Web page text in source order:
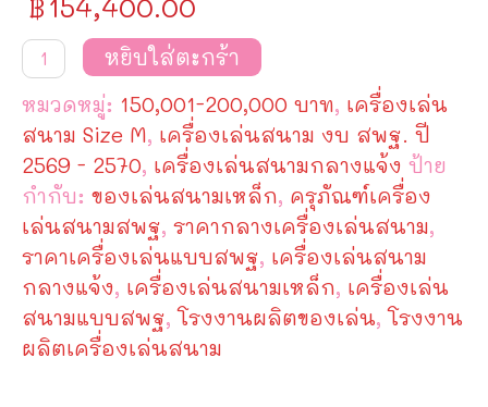
จำนวน
เครื่อง
สนาม
กลาง
แจ้ง
ชุด
บ้าน
การ์ตูน
Cartoon
House
TG-
S2222
ชิ้น
หยิบใส่ตะกร้า
หมวดหมู่: 150,001-200,000 บาท, เครื่องเล่น
สนาม Size M, เครื่องเล่นสนาม งบ สพฐ. ปี
2569 - 2570, เครื่องเล่นสนามกลางแจ้ง ป้าย
กำกับ: ของเล่นสนามเหล็ก, ครุภัณฑ์เครื่อง
เล่นสนามสพฐ, ราคากลางเครื่องเล่นสนาม,
ราคาเครื่องเล่นแบบสพฐ, เครื่องเล่นสนาม
กลางแจ้ง, เครื่องเล่นสนามเหล็ก, เครื่องเล่น
สนามแบบสพฐ,โรงงานผลิตของเล่น,โรงงาน
ผลิตเครื่องเล่นสนาม